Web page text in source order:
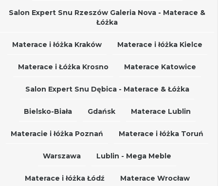
Salon Expert Snu Rzeszów Galeria Nova - Materace &
Łóżka
Materace i łóżka Kraków Materace i łóżka Kielce
Materace i Łóżka Krosno Materace Katowice
Salon Expert Snu Dębica - Materace & Łóżka
Bielsko-Biała Gdańsk Materace Lublin
Materacie i łóżka Poznań Materace i łóżka Toruń
Warszawa Lublin - Mega Meble
Materace i łóżka Łódź Materace Wrocław